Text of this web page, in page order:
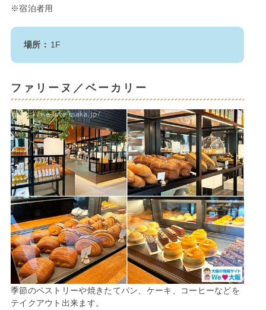
※宿泊者用
場所： 1F
ファリーヌ／ベーカリー
季節のペストリーや焼きたてパン、ケーキ、コーヒーなどを
テイクアウト出来ます。